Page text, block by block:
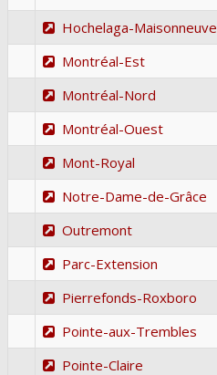
Hochelaga-Maisonneuve
Montréal-Est
Montréal-Nord
Montréal-Ouest
Mont-Royal
Notre-Dame-de-Grâce
Outremont
Parc-Extension
Pierrefonds-Roxboro
Pointe-aux-Trembles
Pointe-Claire